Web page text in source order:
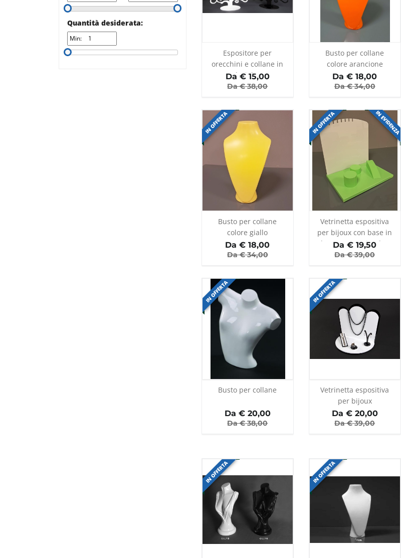
Top line 9
Quantità desiderata:
Min:
Espositore per
orecchini e collane in
plexiglass
Da €15,00
Da €38,00
Busto per collane
colore arancione
Da € 18,00
Da €34,00
IN OFFERTA
Busto per collane
colore giallo
Da € 18,00
Da €34,00
IN OFFERTA IN EVIDENZA
Vetrinetta espositiva
per bijoux con base in
legno e retro in plex
opale
Da € 19,50
Da €39,00
IN OFFERTA
Busto per collane
Da €20,00
Da €38,00
IN OFFERTA
Vetrinetta espositiva
per bijoux
Da €20,00
Da €39,00
IN OFFERTA IN OFFERTA